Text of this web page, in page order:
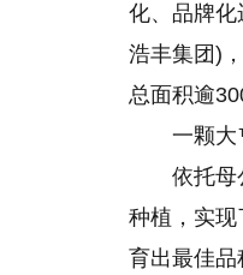
化、品牌
浩丰集团)
总面积逾
一颗
依托母
种植，实
育出最佳